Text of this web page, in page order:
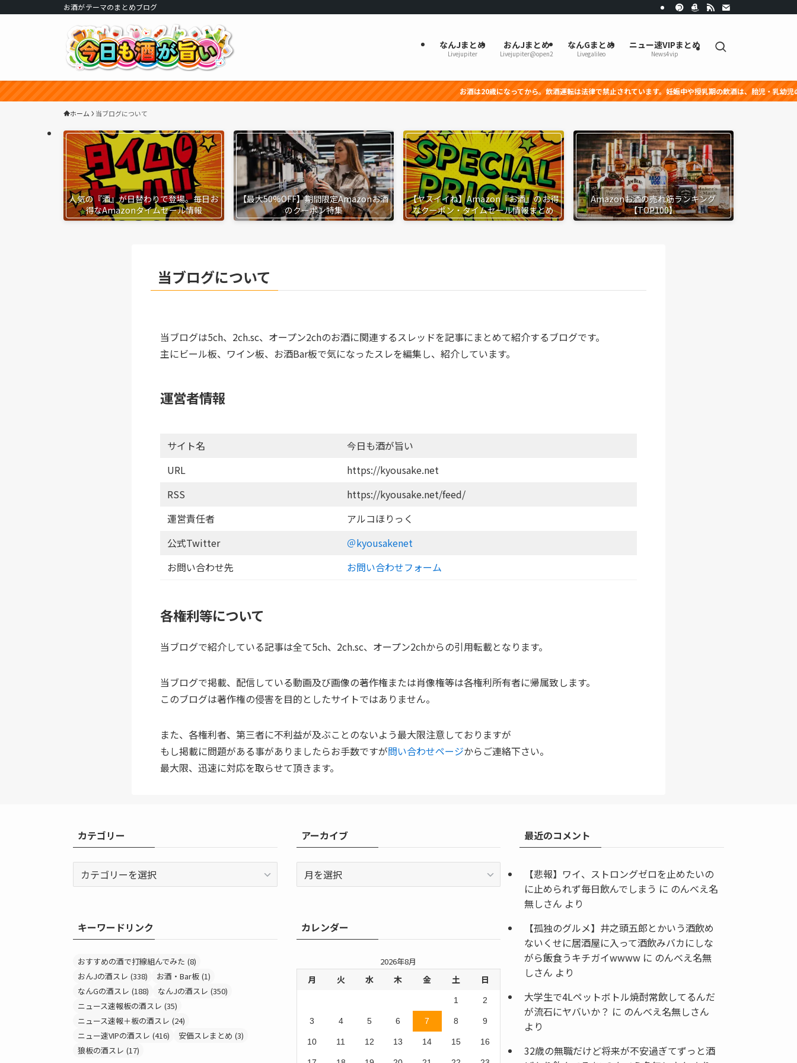
お酒がテーマのまとめブログ
なんJまとめ
Livejupiter
おんJまとめ
Livejupiter@open2
なんGまとめ
Livegalileo
ニュー速VIPまとめ
News4vip
お酒は20歳になってから。飲酒運転は法律で禁止されています。妊娠中や授乳期の飲酒は、胎児・乳幼児の発育に
ホーム 当ブログについて
人気の『酒』が日替わりで登場。毎日お
得なAmazonタイムセール情報
【最大50%OFF】期間限定Amazonお酒
のクーポン特集
【ヤスイイね】Amazon『お酒』のお得
なクーポン・タイムセール情報まとめ
Amazonお酒の売れ筋ランキング
【TOP100】
当ブログについて
当ブログは5ch、2ch.sc、オープン2chのお酒に関連するスレッドを記事にまとめて紹介するブログです。
主にビール板、ワイン板、お酒Bar板で気になったスレを編集し、紹介しています。
運営者情報
サイト名
今日も酒が旨い
URL
https://kyousake.net
RSS
https://kyousake.net/feed/
運営責任者
アルコほりっく
公式Twitter
＠kyousakenet
お問い合わせ先
お問い合わせフォーム
各権利等について
当ブログで紹介している記事は全て5ch、2ch.sc、オープン2chからの引用転載となります。
当ブログで掲載、配信している動画及び画像の著作権または肖像権等は各権利所有者に帰属致します。
このブログは著作権の侵害を目的としたサイトではありません。
また、各権利者、第三者に不利益が及ぶことのないよう最大限注意しておりますが
もし掲載に問題がある事がありましたらお手数ですが問い合わせページからご連絡下さい。
最大限、迅速に対応を取らせて頂きます。
カテゴリー
テ
ー
キーワードリンク
おすすめの酒で打線組んでみた (8)
おんJの酒スレ (338) お酒・Bar板 (1)
なんGの酒スレ (188) なんJの酒スレ (350)
ニュース速報板の酒スレ (35)
ニュース速報＋板の酒スレ (24)
ニュー速VIPの酒スレ (416) 安価スレまとめ (3)
狼板の酒スレ (17)
アーカイブ
ー
ブ
カレンダー
2026年8月
月 火 水 木 金 土 日
1 2
3 4 5 6 7 8 9
10 11 12 13 14 15 16
最近のコメント
【悲報】ワイ、ストロングゼロを止めたいの
に止められず毎日飲んでしまう に のんべえ名
無しさん より
【孤独のグルメ】井之頭五郎とかいう酒飲め
ないくせに居酒屋に入って酒飲みバカにしな
がら飯食うキチガイwwww に のんべえ名無
しさん より
大学生で4Lペットボトル焼酎常飲してるんだ
が流石にヤバいか？ に のんべえ名無しさん
より
32歳の無職だけど将来が不安過ぎてずっと酒